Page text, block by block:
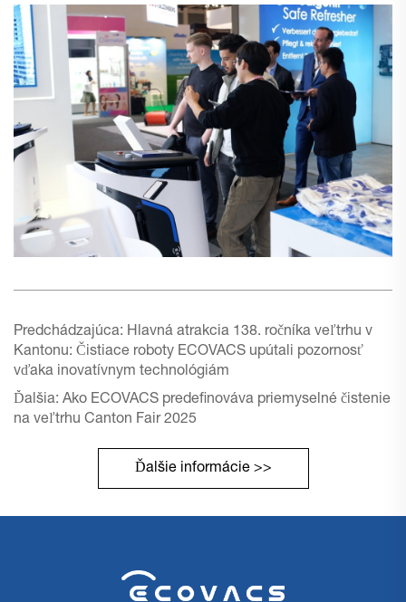
Predchádzajúca: Hlavná atrakcia 138. ročníka veľtrhu v
Kantonu: Čistiace roboty ECOVACS upútali pozornosť
vďaka inovatívnym technológiám
Ďalšia: Ako ECOVACS predefinováva priemyselné čistenie
na veľtrhu Canton Fair 2025
Ďalšie informácie >>